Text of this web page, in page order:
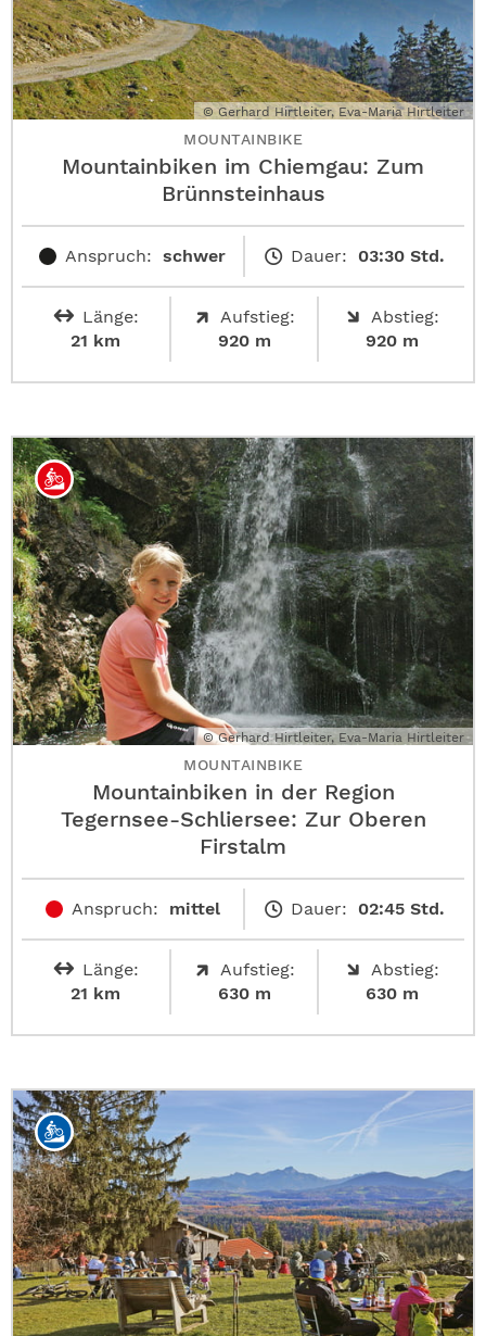
© Gerhard Hirtleiter, Eva-Maria Hirtleiter
MOUNTAINBIKE
Mountainbiken im Chiemgau: Zum
Brünnsteinhaus
Anspruch: schwer Dauer: 03:30 Std.
Länge:
21 km
Aufstieg:
920 m
Abstieg:
920 m
© Gerhard Hirtleiter, Eva-Maria Hirtleiter
MOUNTAINBIKE
Mountainbiken in der Region
Tegernsee-Schliersee: Zur Oberen
Firstalm
Anspruch: mittel Dauer: 02:45 Std.
Länge:
21 km
Aufstieg:
630 m
Abstieg:
630 m